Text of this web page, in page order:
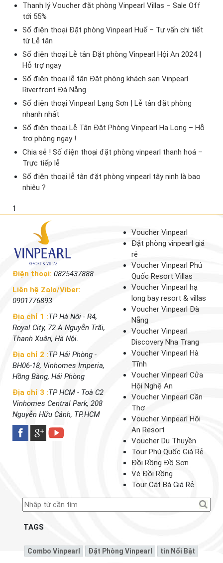
Thanh lý Voucher đặt phòng Vinpearl Villas – Sale Off
tới 55%
Số điện thoại Đặt phòng Vinpearl Huế – Tư vấn chi tiết
từ Lễ tân
Số điện thoại Lễ tân Đặt phòng Vinpearl Hội An 2024 |
Hỗ trợ ngay
Số điện thoại lễ tân Đặt phòng khách sạn Vinpearl
Riverfront Đà Nẵng
Số điện thoại Vinpearl Lạng Sơn | Lễ tân đặt phòng
nhanh nhất
Số điện thoại Lễ Tân Đặt Phòng Vinpearl Hạ Long – Hỗ
trợ phòng ngay !
Chia sẻ ! Số điện thoại đặt phòng vinpearl thanh hoá –
Trực tiếp lễ
Số điện thoại lễ tân đặt phòng vinpearl tây ninh là bao
nhiêu ?
1
Điện thoại: 0825437888
Liên hệ Zalo/Viber:
0901776893
Địa chỉ 1 :TP Hà Nội - R4,
Royal City, 72 A Nguyễn Trãi,
Thanh Xuân, Hà Nội.
Địa chỉ 2 :TP Hải Phòng -
BH06-18, Vinhomes Imperia,
Hồng Bàng, Hải Phòng
Địa chỉ 3 :TP HCM - Toà C2
Vinhomes Central Park, 208
Nguyễn Hữu Cảnh, TP.HCM
Voucher Vinpearl
Đặt phòng vinpearl giá
rẻ
Voucher Vinpearl Phú
Quốc Resort Villas
Voucher Vinpearl hạ
long bay resort & villas
Voucher Vinpearl Đà
Nẵng
Voucher Vinpearl
Discovery Nha Trang
Voucher Vinpearl Hà
Tĩnh
Voucher Vinpearl Cửa
Hội Nghệ An
Voucher Vinpearl Cần
Thơ
Voucher Vinpearl Hội
An Resort
Voucher Du Thuyền
Tour Phú Quốc Giá Rẻ
Đồi Rồng Đồ Sơn
Vé Đồi Rồng
Tour Cát Bà Giá Rẻ
TAGS
Combo Vinpearl Đặt Phòng Vinpearl Tin Nổi Bật